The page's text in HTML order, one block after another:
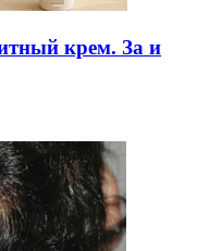
крем. За и